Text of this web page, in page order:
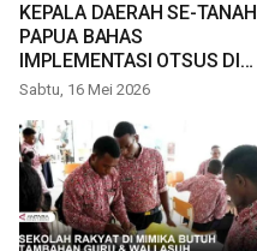
KEPALA DAERAH SE-TANAH
PAPUA BAHAS
IMPLEMENTASI OTSUS DI
TIMIKA
Sabtu, 16 Mei 2026